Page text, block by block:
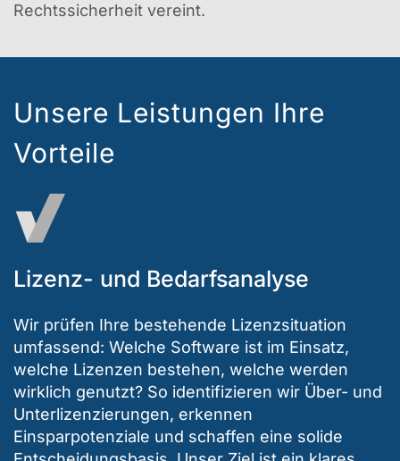
Rechtssicherheit vereint.
Unsere Leistungen Ihre
Vorteile
Lizenz- und Bedarfsanalyse
Wir prüfen Ihre bestehende Lizenzsituation
umfassend: Welche Software ist im Einsatz,
welche Lizenzen bestehen, welche werden
wirklich genutzt? So identifizieren wir Über- und
Unterlizenzierungen, erkennen
Einsparpotenziale und schaffen eine solide